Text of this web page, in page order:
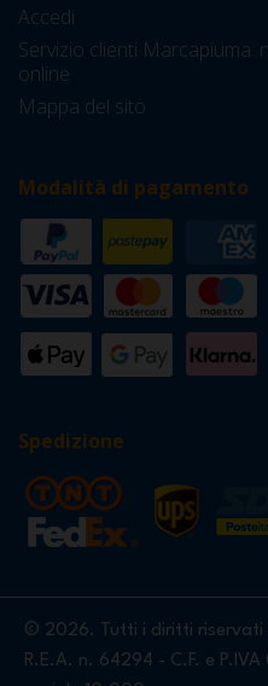
Accedi
Servizio clienti
online
Mappa del sito
Modalità di pagamento
Spedizione
© 2026. Tutti i diritti riservati
R.E.A. n. 64294 - C.F. e